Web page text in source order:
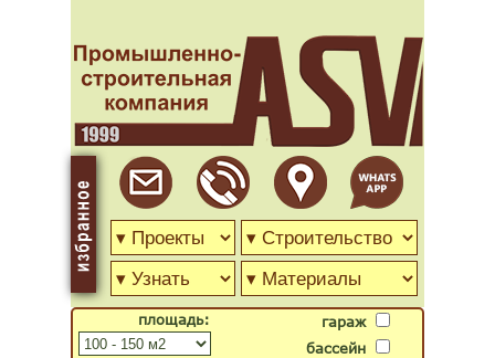
гараж
бассейн
площадь: